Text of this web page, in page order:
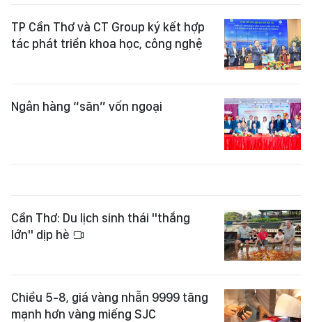
TP Cần Thơ và CT Group ký kết hợp
tác phát triển khoa học, công nghệ
Ngân hàng “săn” vốn ngoại
Cần Thơ: Du lịch sinh thái "thắng
lớn" dịp hè
Chiều 5-8, giá vàng nhẫn 9999 tăng
mạnh hơn vàng miếng SJC